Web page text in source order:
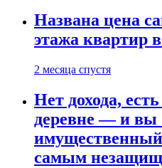
Названа цена
этажа квартир
2 месяца спустя
Нет дохода,
деревне — и вы
имущественный
самым